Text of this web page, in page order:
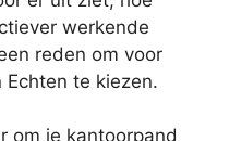
werkende
reden om voor
Echten te kiezen.
om je kantoorpand